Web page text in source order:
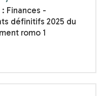
Finances -
définitifs 2025 du
romo 1